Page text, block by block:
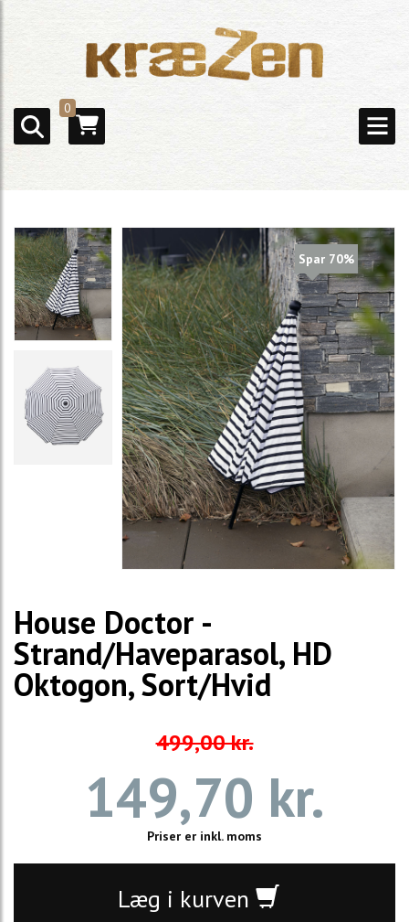
0
Spar 70%
House Doctor -
Strand/Haveparasol, HD
Oktogon, Sort/Hvid
499,00 kr.
149,70 kr.
Priser er inkl. moms
Læg i kurven